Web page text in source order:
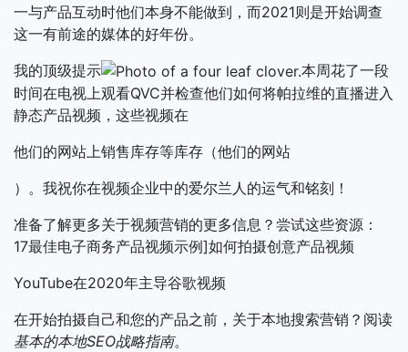
一与产品互动时他们本身不能做到，而2021则是开始调查
这一有前途的媒体的好年份。
我的顶级提示
本周花了一段
时间在电视上观看QVC并检查他们如何将帕拉维的直播进入
静态产品视频，这些视频在
他们的网站上销售库存等库存（他们的网站
）。我祝你在视频企业中的爱尔兰人的运气和铭刻！
准备了解更多关于视频营销的更多信息？尝试这些资源：
17最佳电子商务产品视频示例]如何拍摄创意产品视频
YouTube在2020年主导谷歌视频
在开始拍摄自己和您的产品之前，关于本地搜索营销？阅读
基本的本地SEO战略指南。